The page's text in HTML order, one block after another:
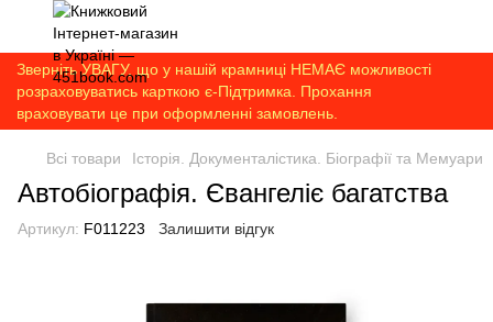
Зверніть УВАГУ, що у нашій крамниці НЕМАЄ можливості
розраховуватись карткою є-Підтримка. Прохання
враховувати це при оформленні замовлень.
Всі товари Історія. Документалістика. Біографії та Мемуари
Автобіографія. Євангеліє багатства
Артикул: F011223 Залишити відгук